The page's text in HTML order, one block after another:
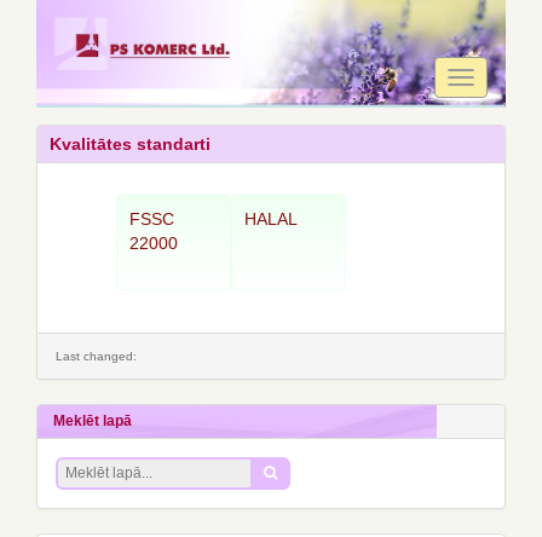
Toggle
navigation
Kvalitātes standarti
FSSC
22000
HALAL
Last changed:
Meklēt lapā